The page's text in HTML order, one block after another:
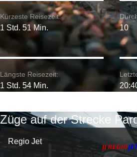
Kürzeste Reisezeit:
1 Std. 51 Min.
Längste Reisezeit:
1 Std. 54 Min.
10
Züge auf der Strecke
Regio Jet